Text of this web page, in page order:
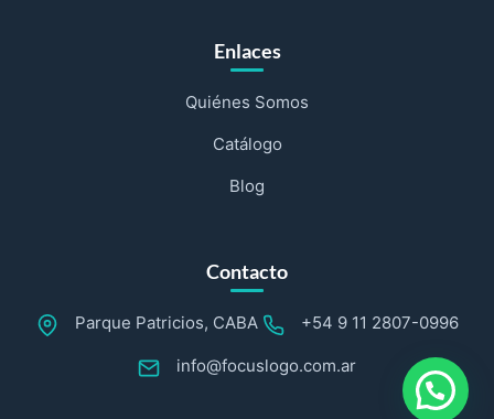
Enlaces
Quiénes Somos
Catálogo
Blog
Contacto
Parque Patricios, CABA +54 9 11 2807-0996
info@focuslogo.com.ar